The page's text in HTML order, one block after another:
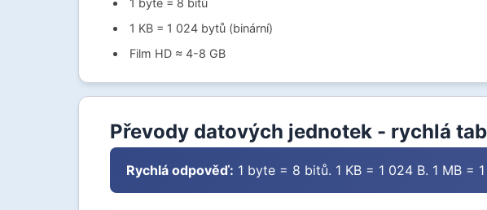
1 byte = 8 bitů
1 KB = 1 024 bytů (binární)
Film HD ≈ 4-8 GB
Převody datových jednotek - rychlá
Rychlá odpověď: 1 byte = 8 bitů. 1 KB = 1 024 B. 1 MB =